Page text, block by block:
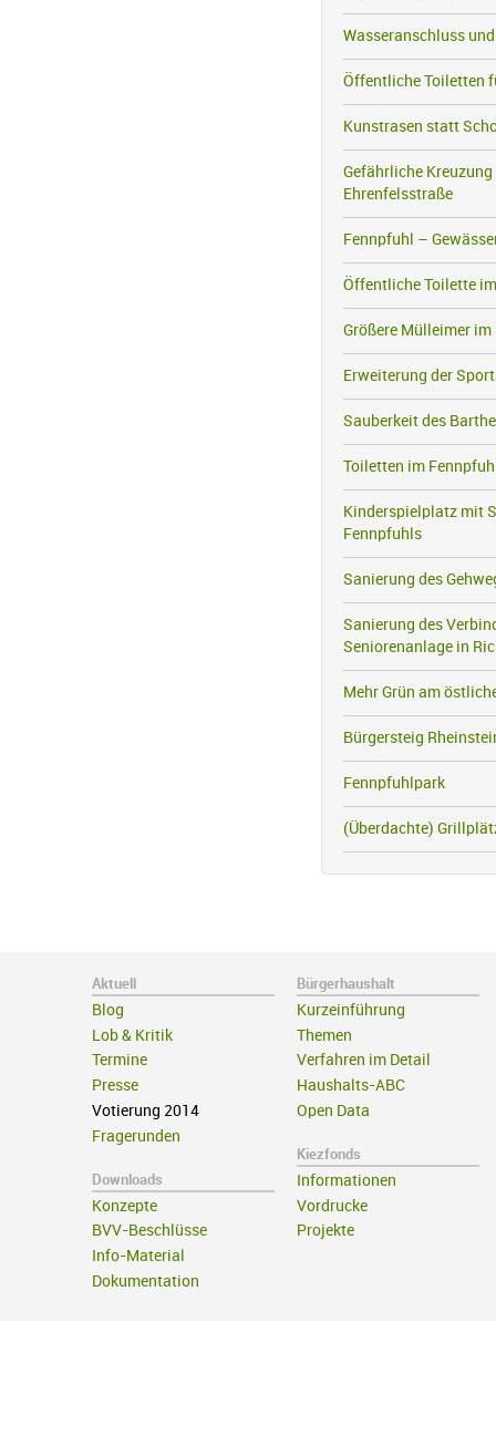
Wasseranschluss
Öffentliche Toiletten
Kunstrasen statt
Gefährliche
Ehrenfelsstraße
Fennpfuhl –
Öffentliche Toilette
Größere Mülleimer
Erweiterung der
Sauberkeit des
Toiletten im
Kinderspielplatz mit
Fennpfuhls
Sanierung des
Sanierung des
Seniorenanlage in
Mehr Grün am
Bürgersteig
Fennpfuhlpark
(Überdachte)
Aktuell
Blog
Lob & Kritik
Termine
Presse
Votierung 2014
Fragerunden
Downloads
Konzepte
BVV-Beschlüsse
Info-Material
Dokumentation
Bürgerhaushalt
Kurzeinführung
Themen
Verfahren im Detail
Haushalts-ABC
Open Data
Kiezfonds
Informationen
Vordrucke
Projekte